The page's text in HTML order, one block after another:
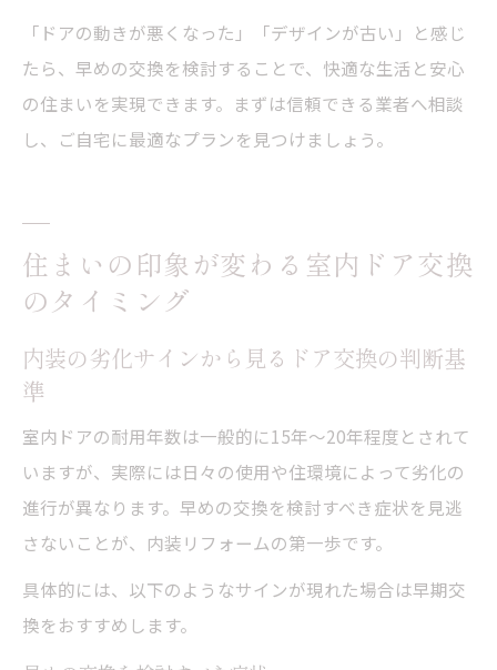
「ドアの動きが悪くなった」「デザインが古い」と感じ
たら、早めの交換を検討することで、快適な生活と安心
の住まいを実現できます。まずは信頼できる業者へ相談
し、ご自宅に最適なプランを見つけましょう。
住まいの印象が変わる室内ドア交換
のタイミング
内装の劣化サインから見るドア交換の判断基
準
室内ドアの耐用年数は一般的に15年〜20年程度とされて
いますが、実際には日々の使用や住環境によって劣化の
進行が異なります。早めの交換を検討すべき症状を見逃
さないことが、内装リフォームの第一歩です。
具体的には、以下のようなサインが現れた場合は早期交
換をおすすめします。